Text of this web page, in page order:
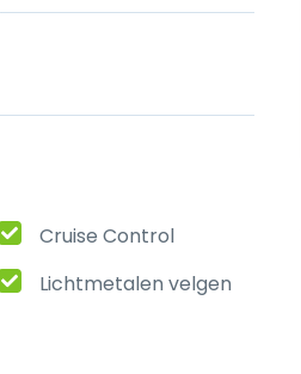
Cruise Control
Lichtmetalen velgen